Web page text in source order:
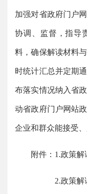
加强对省政府门户
协调、监督，指导
料，确保解读材料
时统计汇总并定期
布落实情况纳入省
动省政府门户网站
企业和群众能接受
附件：1.政策解
2.政策解读材